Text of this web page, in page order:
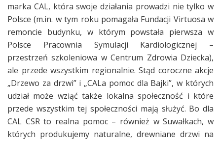
marka CAL, która swoje działania prowadzi nie tylko w
Polsce (m.in. w tym roku pomagała Fundacji Virtuosa w
remoncie budynku, w którym powstała pierwsza w
Polsce Pracownia Symulacji Kardiologicznej –
przestrzeń szkoleniowa w Centrum Zdrowia Dziecka),
ale przede wszystkim regionalnie. Stąd coroczne akcje
„Drzewo za drzwi” i „CALa pomoc dla Bajki”, w których
udział może wziąć także lokalna społeczność i które
przede wszystkim tej społeczności mają służyć. Bo dla
CAL CSR to realna pomoc – również w Suwałkach, w
których produkujemy naturalne, drewniane drzwi na